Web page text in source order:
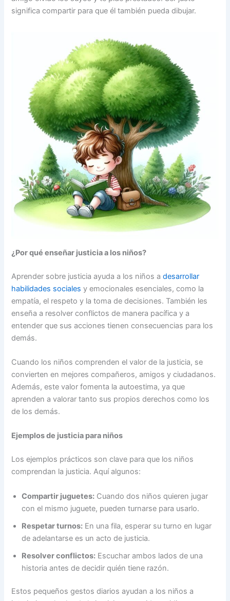
significa compartir para que él también pueda dibujar.
¿Por qué enseñar justicia a los niños?
Aprender sobre justicia ayuda a los niños adesarrollar
habilidades sociales y emocionales esenciales, como la
empatía, el respeto y la toma de decisiones. También les
enseña a resolver conflictos de manera pacífica y a
entender que sus acciones tienen consecuencias para los
demás.
Cuando los niños comprenden el valor de la justicia, se
convierten en mejores compañeros, amigos y ciudadanos.
Además, este valor fomenta la autoestima, ya que
aprenden a valorar tanto sus propios derechos como los
de los demás.
Ejemplos de justicia para niños
Los ejemplos prácticos son clave para que los niños
comprendan la justicia. Aquí algunos:
Compartir juguetes: Cuando dos niños quieren jugar
con el mismo juguete, pueden turnarse para usarlo.
Respetar turnos: En una fila, esperar su turno en lugar
de adelantarse es un acto de justicia.
Resolver conflictos: Escuchar ambos lados de una
historia antes de decidir quién tiene razón.
Estos pequeños gestos diarios ayudan a los niños a